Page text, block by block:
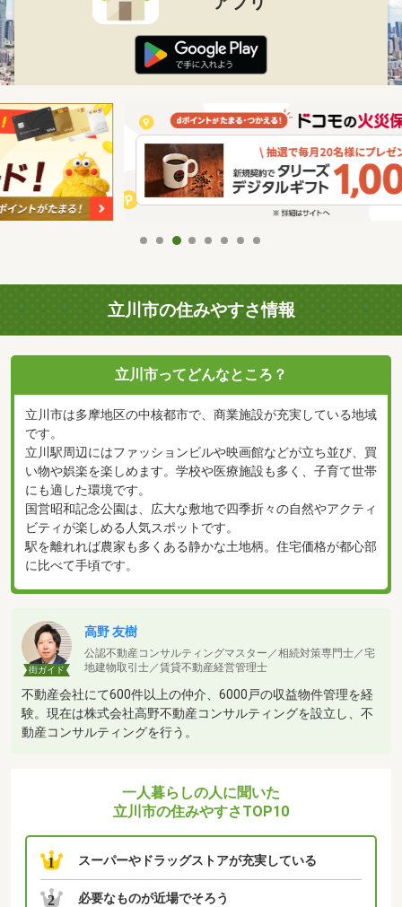
立川市の住みやすさ情報
立川市ってどんなところ？
立川市は多摩地区の中核都市で、商業施設が充実している地域
です。
立川駅周辺にはファッションビルや映画館などが立ち並び、買
い物や娯楽を楽しめます。学校や医療施設も多く、子育て世帯
にも適した環境です。
国営昭和記念公園は、広大な敷地で四季折々の自然やアクティ
ビティが楽しめる人気スポットです。
駅を離れれば農家も多くある静かな土地柄。住宅価格が都心部
に比べて手頃です。
街ガイド
高野 友樹
公認不動産コンサルティングマスター／相続対策専門士／宅
地建物取引士／賃貸不動産経営管理士
不動産会社にて600件以上の仲介、6000戸の収益物件管理を経
験。現在は株式会社高野不動産コンサルティングを設立し、不
動産コンサルティングを行う。
一人暮らしの人に聞いた
立川市の住みやすさTOP10
1 スーパーやドラッグストアが充実している
2 必要なものが近場でそろう